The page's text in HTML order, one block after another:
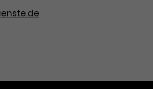
Solange es gesetzt ist,